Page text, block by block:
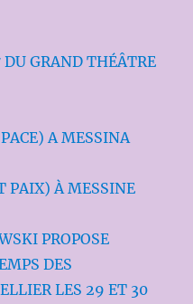
GRAND THÉÂTRE
A MESSINA
PAIX) À MESSINE
PROPOSE
DES
LES 29 ET 30